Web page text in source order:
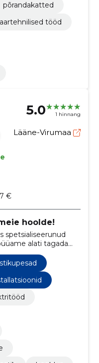
põrandakatted
tööd
5.0 1 hinnang
Lääne-Virumaa
€
hoolde!
spetsialiseerunud
alati tagada
klientidele.